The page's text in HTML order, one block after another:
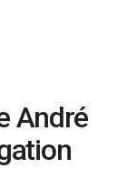
André